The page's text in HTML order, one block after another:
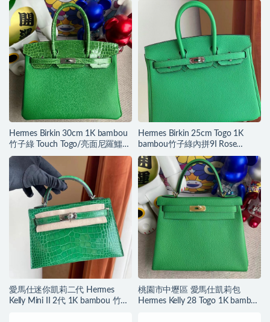
Hermes Birkin 30cm 1K bambou
竹子綠 Touch Togo/亮面尼羅鱷魚
銀扣
Hermes Birkin 25cm Togo 1K
bambou竹子綠內拼9I Rose
Magnolia玉蘭粉 銀扣
愛馬仕迷你凱莉二代 Hermes
Kelly Mini II 2代 1K bambou 竹子
桃園市中壢區 愛馬仕凱莉包
Hermes Kelly 28 Togo 1K bambou